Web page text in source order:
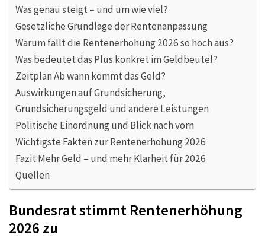
Was genau steigt – und um wie viel?
Gesetzliche Grundlage der Rentenanpassung
Warum fällt die Rentenerhöhung 2026 so hoch aus?
Was bedeutet das Plus konkret im Geldbeutel?
Zeitplan Ab wann kommt das Geld?
Auswirkungen auf Grundsicherung,
Grundsicherungsgeld und andere Leistungen
Politische Einordnung und Blick nach vorn
Wichtigste Fakten zur Rentenerhöhung 2026
Fazit Mehr Geld – und mehr Klarheit für 2026
Quellen
Bundesrat stimmt Rentenerhöhung
2026 zu